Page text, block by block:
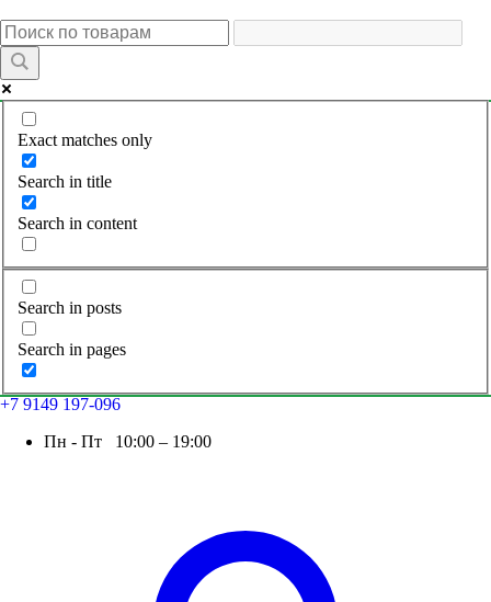
Exact matches only
Search in title
Search in content
Search in posts
Search in pages
+7 9149 197-096
Пн - Пт 10:00 – 19:00